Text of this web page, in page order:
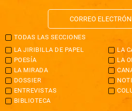
TODAS LAS SECCIONES
LA JIRIBILLA DE PAPEL
LA
POESÍA
LA
LA MIRADA
DOSSIER
ENTREVISTAS
BIBLIOTECA